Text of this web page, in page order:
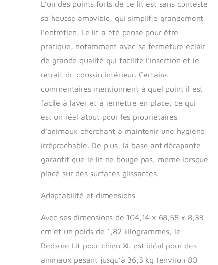
Remarque : ce lit
pour chien n'est pas
imperméable. Si
votre animal de
compagnie est sujet
aux accidents, nous
vous
recommandons de
placer un tapis pipi
pour protéger le
pour les animaux de
compagnie et
antidérapant :
US et tissus OEKO-
TEX Standard 100
avec une base
garantit que le lit
pour chien reste
fermement en place
sur n'importe quelle
L’un des points forts de ce lit est sans conteste
sa housse amovible, qui simplifie grandement
l’entretien. Le lit a été pensé pour être
pratique, notamment avec sa fermeture éclair
de grande qualité qui facilite l’insertion et le
retrait du coussin intérieur. Certains
commentaires mentionnent à quel point il est
facile à laver et à remettre en place, ce qui
est un réel atout pour les propriétaires
d’animaux cherchant à maintenir une hygiène
irréprochable. De plus, la base antidérapante
garantit que le lit ne bouge pas, même lorsque
placé sur des surfaces glissantes.
Adaptabilité et dimensions
Avec ses dimensions de 104,14 x 68,58 x 8,38
cm et un poids de 1,82 kilogrammes, le
Bedsure Lit pour chien XL est idéal pour des
animaux pesant jusqu’à 36,3 kg (environ 80